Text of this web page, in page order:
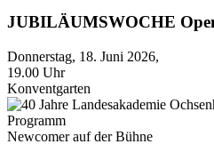
JUBILÄUMSWOCHE
Donnerstag, 18. Juni 2026,
19.00 Uhr
Konventgarten
Programm
Newcomer auf der Bühne